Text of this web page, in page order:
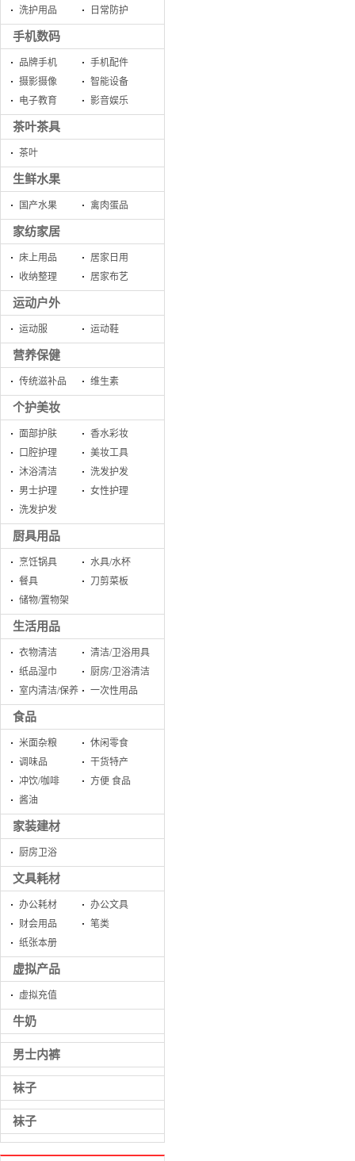
洗护用品 日常防护
手机数码
品牌手机
手机配件
摄影摄像
智能设备
电子教育
影音娱乐
茶叶茶具
茶叶
生鲜水果
国产水果 禽肉蛋品
家纺家居
床上用品
居家日用
收纳整理
居家布艺
运动户外
运动服 运动鞋
营养保健
传统滋补品 维生素
个护美妆
面部护肤
香水彩妆
口腔护理
美妆工具
沐浴清洁
洗发护发
男士护理
女性护理
洗发护发
厨具用品
烹饪锅具
水具/水杯
餐具
刀剪菜板
储物/置物架
生活用品
衣物清洁
清洁/卫浴用具
纸品湿巾
厨房/卫浴清洁
室内清洁/保养
一次性用品
食品
米面杂粮
休闲零食
调味品
干货特产
冲饮/咖啡
方便 食品
酱油
家装建材
厨房卫浴
文具耗材
办公耗材
办公文具
财会用品
笔类
纸张本册
虚拟产品
虚拟充值
牛奶
男士内裤
袜子
袜子